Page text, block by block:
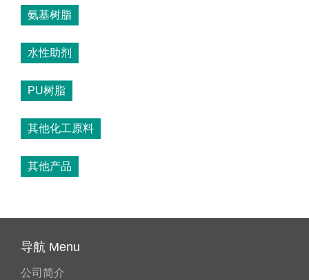
氨基树脂
水性助剂
PU树脂
其他化工原料
其他产品
导航 Menu
公司简介